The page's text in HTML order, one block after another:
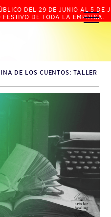
DEL 29 DE JUNIO AL 5 DE
DE TODA LA EMPRESA.
DE LOS CUENTOS: TALLER